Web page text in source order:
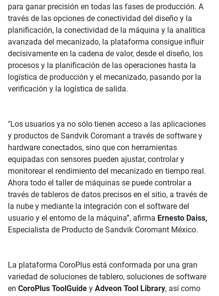
para ganar precisión en todas las fases de producción. A
través de las opciones de conectividad del diseño y la
planificación, la conectividad de la máquina y la analítica
avanzada del mecanizado, la plataforma consigue influir
decisivamente en la cadena de valor, desde el diseño, los
procesos y la planificación de las operaciones hasta la
logística de producción y el mecanizado, pasando por la
verificación y la logística de salida.
"Los usuarios ya no sólo tienen acceso a las aplicaciones
y productos de Sandvik Coromant a través de software y
hardware conectados, sino que con herramientas
equipadas con sensores pueden ajustar, controlar y
monitorear el rendimiento del mecanizado en tiempo real.
Ahora todo el taller de máquinas se puede controlar a
través de tableros de datos precisos en el sitio, a través de
la nube y mediante la integración con el software del
usuario y el entorno de la máquina”, afirma Ernesto Daiss,
Especialista de Producto de Sandvik Coromant México.
La plataforma CoroPlus está conformada por una gran
variedad de soluciones de tablero, soluciones de software
en CoroPlus ToolGuide y Adveon Tool Library, así como